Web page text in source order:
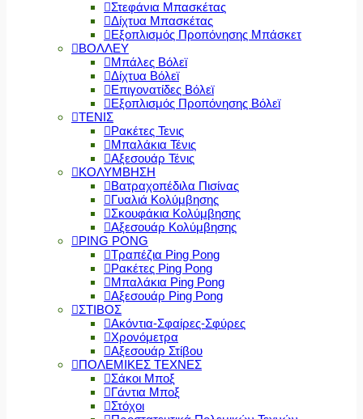
Στεφάνια Μπασκέτας
Δίχτυα Μπασκέτας
Εξοπλισμός Προπόνησης Μπάσκετ
ΒΟΛΛΕΥ
Μπάλες Βόλεϊ
Δίχτυα Βόλεϊ
Επιγονατίδες Βόλεϊ
Εξοπλισμός Προπόνησης Βόλεϊ
ΤΕΝΙΣ
Ρακέτες Τενις
Μπαλάκια Τένις
Αξεσουάρ Τένις
ΚΟΛΥΜΒΗΣΗ
Βατραχοπέδιλα Πισίνας
Γυαλιά Κολύμβησης
Σκουφάκια Κολύμβησης
Αξεσουάρ Κολύμβησης
PING PONG
Τραπέζια Ping Pong
Ρακέτες Ping Pong
Μπαλάκια Ping Pong
Αξεσουάρ Ping Pong
ΣΤΙΒΟΣ
Ακόντια-Σφαίρες-Σφύρες
Χρονόμετρα
Αξεσουάρ Στίβου
ΠΟΛΕΜΙΚΕΣ ΤΕΧΝΕΣ
Σάκοι Μποξ
Γάντια Μποξ
Στόχοι